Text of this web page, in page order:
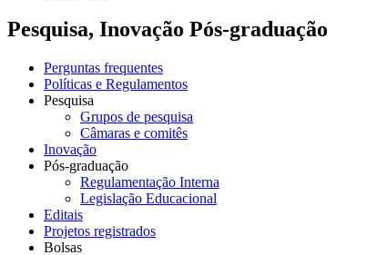
Pesquisa, Inovação Pós-graduação
Perguntas frequentes
Políticas e Regulamentos
Pesquisa
Grupos de pesquisa
Câmaras e comitês
Inovação
Pós-graduação
Regulamentação Interna
Legislação Educacional
Editais
Projetos registrados
Bolsas